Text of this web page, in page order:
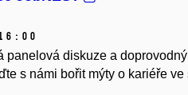
panelová diskuze a
s námi bořit mýty o kariéře